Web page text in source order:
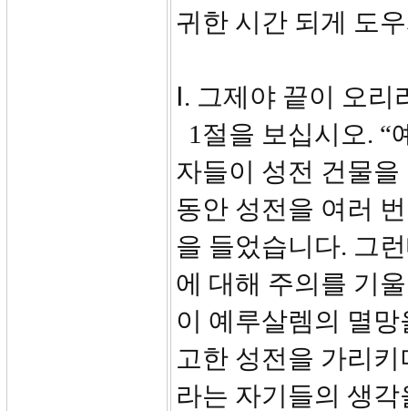
귀한 시간 되게 도
Ⅰ. 그제야 끝이 오리
1절을 보십시오. “
자들이 성전 건물
동안 성전을 여러
을 들었습니다. 그
에 대해 주의를 기
이 예루살렘의 멸
고한 성전을 가리
라는 자기들의 생